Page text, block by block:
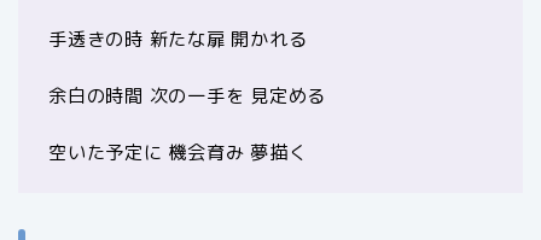
手透きの時 新たな扉 開かれる
余白の時間 次の一手を 見定める
空いた予定に 機会育み 夢描く